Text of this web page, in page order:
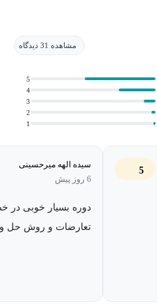
علاوه، یاد خواهید گرفت که
مقاومت در برابر گفتگوها را
مشاهده 31 دیدگاه
1
2
3
4
5
5
سیده الهه میرحسینی
6 روز پیش
دوره بسیار خوبی
تعارضات و روش حل